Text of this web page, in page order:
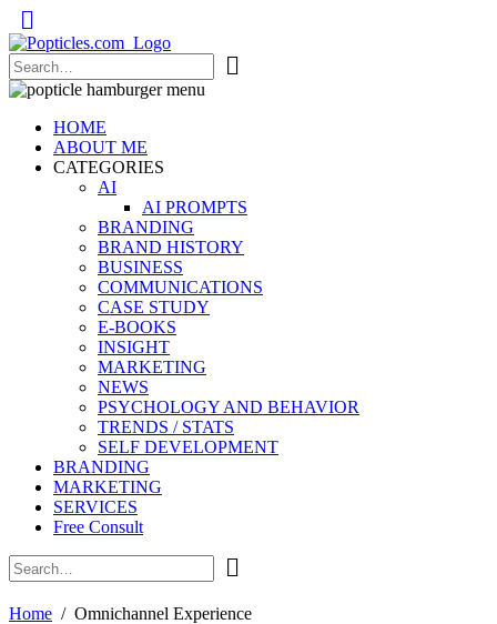
Popticles.com
HOME
ABOUT ME
CATEGORIES
AI
AI PROMPTS
BRANDING
BRAND HISTORY
BUSINESS
COMMUNICATIONS
CASE STUDY
E-BOOKS
INSIGHT
MARKETING
NEWS
PSYCHOLOGY AND BEHAVIOR
TRENDS / STATS
SELF DEVELOPMENT
BRANDING
MARKETING
SERVICES
Free Consult
Home Omnichannel Experience